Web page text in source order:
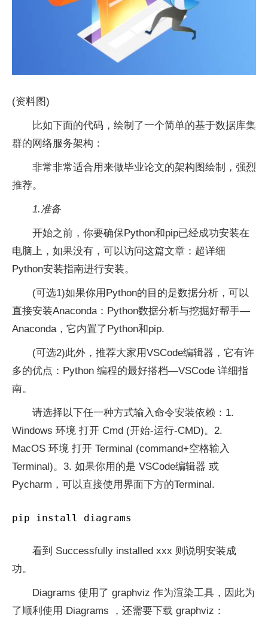
(资料图)
比如下面的代码，绘制了一个简单的基于数据库集
群的网络服务架构：
非常非常适合用来做毕业论文的架构图绘制，强烈
推荐。
1.准备
开始之前，你要确保Python和pip已经成功安装在
电脑上，如果没有，可以访问这篇文章：超详细
Python安装指南进行安装。
(可选1)如果你用Python的目的是数据分析，可以
直接安装Anaconda：Python数据分析与挖掘好帮手—
Anaconda，它内置了Python和pip.
(可选2)此外，推荐大家用VSCode编辑器，它有许
多的优点：Python 编程的最好搭档—VSCode 详细指
南。
请选择以下任一种方式输入命令安装依赖：1.
Windows 环境 打开 Cmd (开始-运行-CMD)。2.
MacOS 环境 打开 Terminal (command+空格输入
Terminal)。3. 如果你用的是 VSCode编辑器 或
Pycharm，可以直接使用界面下方的Terminal.
pip install diagrams
看到 Successfully installed xxx 则说明安装成
功。
Diagrams 使用了 graphviz 作为渲染工具，因此为
了顺利使用 Diagrams ，还需要下载 graphviz：